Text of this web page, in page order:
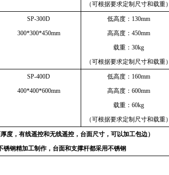
（可根据要求定制尺寸和载重）
SP-300D
300*300*450mm
低高度：130mm
高高度：450mm
载重：30kg
（可根据要求定制尺寸和载重）
SP-400D
400*400*600mm
低高度：160mm
高高度：600mm
载重：60kg
（可根据要求定制尺寸和载重）
度，有线遥控和无线遥控，台面尺寸，可以加工包边）
锈钢精加工制作，台面和支撑杆都采用不锈钢